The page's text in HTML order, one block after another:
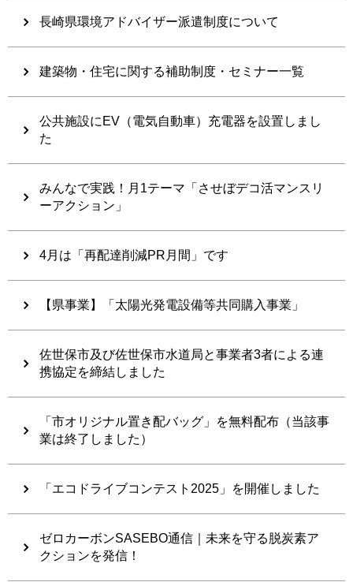
長崎県環境アドバイザー派遣制度について
建築物・住宅に関する補助制度・セミナー一覧
公共施設にEV（電気自動車）充電器を設置しまし
た
みんなで実践！月1テーマ「させぼデコ活マンスリ
ーアクション」
4月は「再配達削減PR月間」です
【県事業】「太陽光発電設備等共同購入事業」
佐世保市及び佐世保市水道局と事業者3者による連
携協定を締結しました
「市オリジナル置き配バッグ」を無料配布（当該事
業は終了しました）
「エコドライブコンテスト2025」を開催しました
ゼロカーボンSASEBO通信｜未来を守る脱炭素ア
クションを発信！